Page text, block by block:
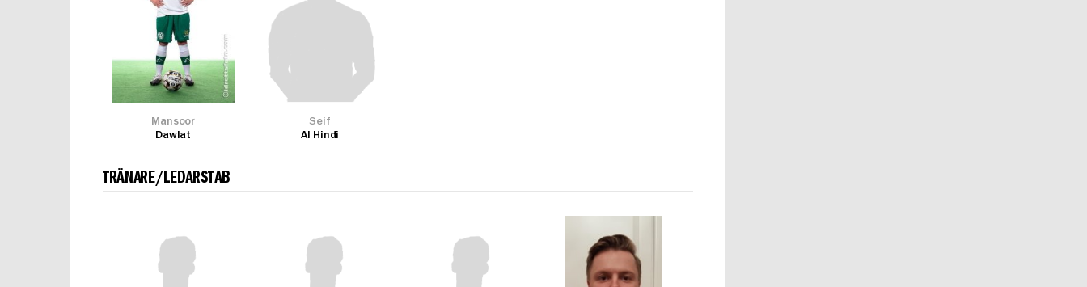
Mansoor
Dawlat
Seif
Al Hindi
TRÄNARE/LEDARSTAB